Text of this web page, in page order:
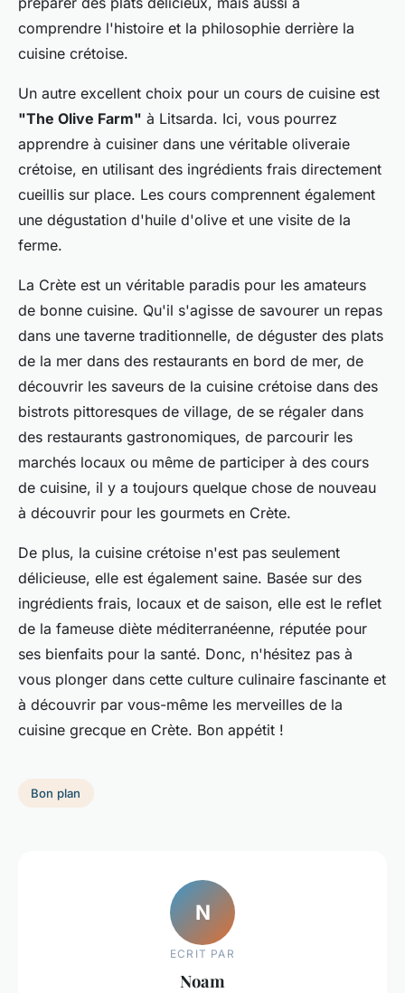
comprendre l'histoire et la philosophie derrière la
cuisine crétoise.
Un autre excellent choix pour un cours de cuisine est
"The Olive Farm" à Litsarda. Ici, vous pourrez
apprendre à cuisiner dans une véritable oliveraie
crétoise, en utilisant des ingrédients frais directement
cueillis sur place. Les cours comprennent également
une dégustation d'huile d'olive et une visite de la
ferme.
La Crète est un véritable paradis pour les amateurs
de bonne cuisine. Qu'il s'agisse de savourer un repas
dans une taverne traditionnelle, de déguster des plats
de la mer dans des restaurants en bord de mer, de
découvrir les saveurs de la cuisine crétoise dans des
bistrots pittoresques de village, de se régaler dans
des restaurants gastronomiques, de parcourir les
marchés locaux ou même de participer à des cours
de cuisine, il y a toujours quelque chose de nouveau
à découvrir pour les gourmets en Crète.
De plus, la cuisine crétoise n'est pas seulement
délicieuse, elle est également saine. Basée sur des
ingrédients frais, locaux et de saison, elle est le reflet
de la fameuse diète méditerranéenne, réputée pour
ses bienfaits pour la santé. Donc, n'hésitez pas à
vous plonger dans cette culture culinaire fascinante et
à découvrir par vous-même les merveilles de la
cuisine grecque en Crète. Bon appétit !
Bon plan
N
ECRIT PAR
Noam